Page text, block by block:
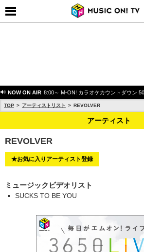
NOW ON AIR 8:00～ M-ON! カラオケカウントダウン 50
TOP アーティストリスト REVOLVER
アーティスト
REVOLVER
★お気に入りアーティスト登録
ミュージックビデオリスト
SUCKS TO BE YOU